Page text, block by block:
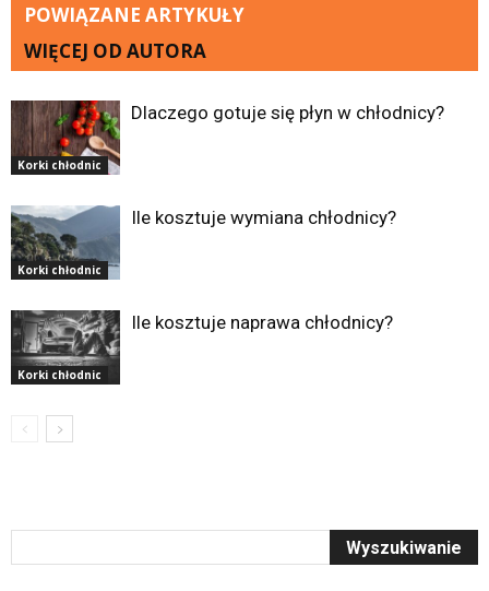
POWIĄZANE ARTYKUŁY
WIĘCEJ OD AUTORA
Korki chłodnic
Dlaczego gotuje się płyn w chłodnicy?
Korki chłodnic
Ile kosztuje wymiana chłodnicy?
Korki chłodnic
Ile kosztuje naprawa chłodnicy?